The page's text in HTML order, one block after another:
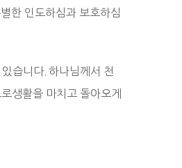
한 인도하심과 보호하심
습니다. 하나님께서 천
생활을 마치고 돌아오게